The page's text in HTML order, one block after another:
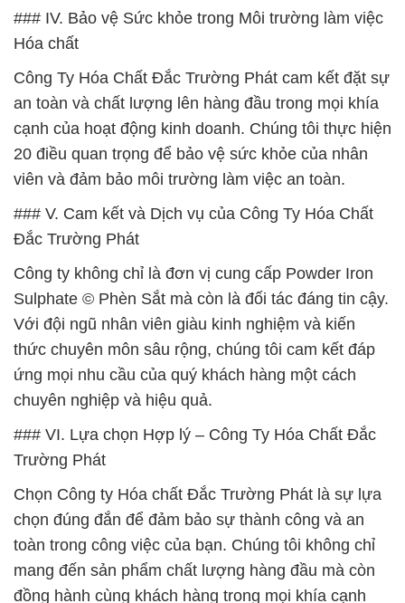
### IV. Bảo vệ Sức khỏe trong Môi trường làm việc
Hóa chất
Công Ty Hóa Chất Đắc Trường Phát cam kết đặt sự
an toàn và chất lượng lên hàng đầu trong mọi khía
cạnh của hoạt động kinh doanh. Chúng tôi thực hiện
20 điều quan trọng để bảo vệ sức khỏe của nhân
viên và đảm bảo môi trường làm việc an toàn.
### V. Cam kết và Dịch vụ của Công Ty Hóa Chất
Đắc Trường Phát
Công ty không chỉ là đơn vị cung cấp Powder Iron
Sulphate © Phèn Sắt mà còn là đối tác đáng tin cậy.
Với đội ngũ nhân viên giàu kinh nghiệm và kiến
thức chuyên môn sâu rộng, chúng tôi cam kết đáp
ứng mọi nhu cầu của quý khách hàng một cách
chuyên nghiệp và hiệu quả.
### VI. Lựa chọn Hợp lý – Công Ty Hóa Chất Đắc
Trường Phát
Chọn Công ty Hóa chất Đắc Trường Phát là sự lựa
chọn đúng đắn để đảm bảo sự thành công và an
toàn trong công việc của bạn. Chúng tôi không chỉ
mang đến sản phẩm chất lượng hàng đầu mà còn
đồng hành cùng khách hàng trong mọi khía cạnh